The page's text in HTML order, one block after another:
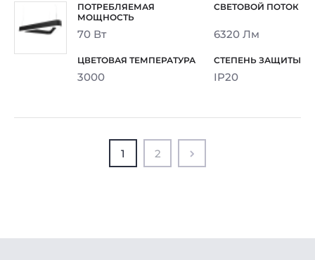
70 Вт 6320 Лм
3000 IP20
1 2